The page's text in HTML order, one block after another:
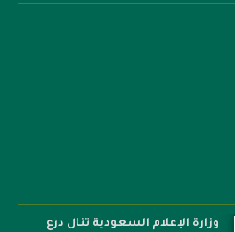
وزارة الإعلام السعودية تنال درع